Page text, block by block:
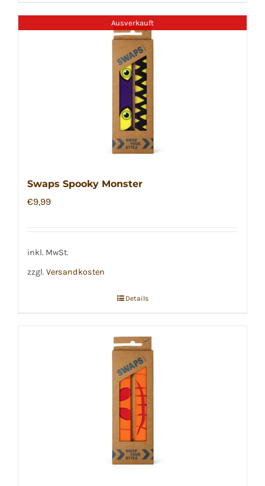
Ausverkauft
Swaps Spooky Monster
€9,99
inkl. MwSt.
zzgl. Versandkosten
Details